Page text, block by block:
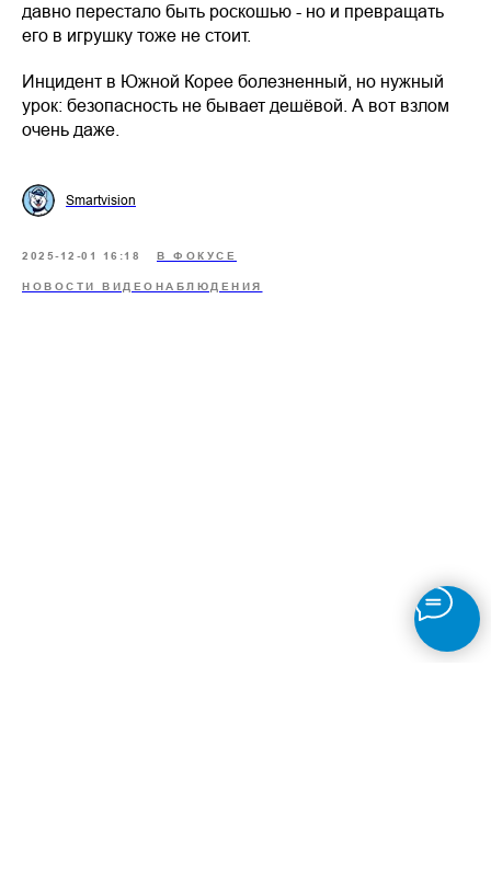
давно перестало быть роскошью - но и превращать
его в игрушку тоже не стоит.
Инцидент в Южной Корее болезненный, но нужный
урок: безопасность не бывает дешёвой. А вот взлом
очень даже.
Smartvision
2025-12-01 16:18 В ФОКУСЕ
НОВОСТИ ВИДЕОНАБЛЮДЕНИЯ